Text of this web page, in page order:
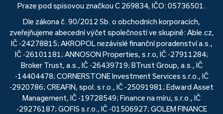
Praze pod spisovou značkou C 269834, IČO: 05736501.
Dle zákona č. 90/2012 Sb. o obchodních korporacích,
zveřejňujeme abecední výčet společností ve skupině: Able.cz,
IČ -24278815; AKROPOL nezávislé finanční poradenství a.s.,
IČ -26101181; ANNOSON Properties, s.r.o, IČ -27911284;
Broker Trust, a.s., IČ -26439719; BTrust Group, a.s., IČ
-14404478; CORNERSTONE Investment Services s.r.o., IČ
-2920786; CREAFIN, spol. s r.o., IČ -25091981; Edward Asset
Management, IČ -19728549; Finance na míru, s.r.o., IČ
-29276187; GOFIS s.r.o., IČ -01506927; GOLEM FINANCE